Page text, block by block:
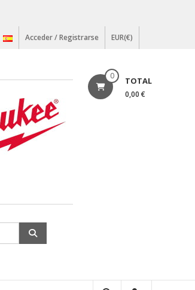
Acceder / Registrarse EUR(€)
0 TOTAL
0,00 €